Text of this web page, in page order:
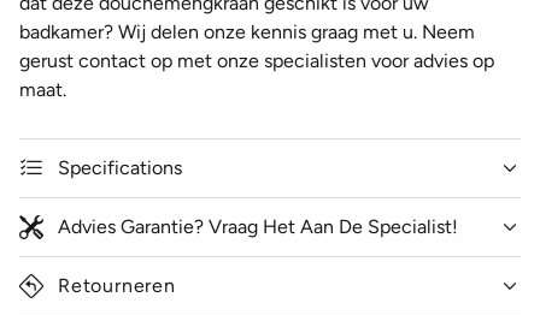
badkamer? Wij delen onze kennis graag met u. Neem
gerust contact op met onze specialisten voor advies op
maat.
Specifications
Advies Garantie? Vraag Het Aan De Specialist!
Retourneren